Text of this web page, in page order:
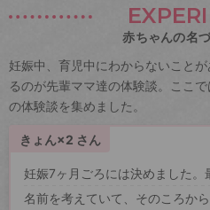
赤ちゃんの名
妊娠中、育児中にわからないこと
るのが先輩ママ達の体験談。ここ
の体験談を集めました。
きょん×2 さん
妊娠7ヶ月ごろには決めました
名前を考えていて、そのころか